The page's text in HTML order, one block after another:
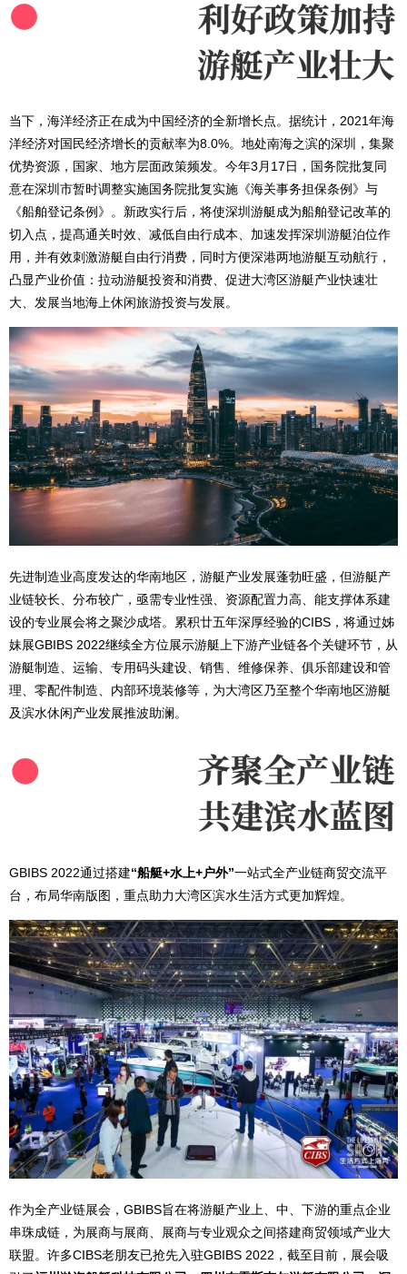
当下，海洋经济正在成为中国经济的全新增长点。据统计，2021年海
洋经济对国民经济增长的贡献率为8.0%。地处南海之滨的深圳，集聚
优势资源，国家、地方层面政策频发。今年3月17日，国务院批复同
意在深圳市暂时调整实施国务院批复实施《海关事务担保条例》与
《船舶登记条例》。新政实行后，将使深圳游艇成为船舶登记改革的
切入点，提髙通关时效、减低自由行成本、加速发挥深圳游艇泊位作
用，并有效刺激游艇自由行消费，同时方便深港两地游艇互动航行，
凸显产业价值：拉动游艇投资和消费、促进大湾区游艇产业快速壮
大、发展当地海上休闲旅游投资与发展。
先进制造业高度发达的华南地区，游艇产业发展蓬勃旺盛，但游艇产
业链较长、分布较广，亟需专业性强、资源配置力高、能支撑体系建
设的专业展会将之聚沙成塔。累积廿五年深厚经验的CIBS，将通过姊
妹展GBIBS 2022继续全方位展示游艇上下游产业链各个关键环节，从
游艇制造、运输、专用码头建设、销售、维修保养、俱乐部建设和管
理、零配件制造、内部环境装修等，为大湾区乃至整个华南地区游艇
及滨水休闲产业发展推波助澜。
GBIBS 2022通过搭建“船艇+水上+户外”一站式全产业链商贸交流平
台，布局华南版图，重点助力大湾区滨水生活方式更加辉煌。
作为全产业链展会，GBIBS旨在将游艇产业上、中、下游的重点企业
串珠成链，为展商与展商、展商与专业观众之间搭建商贸领域产业大
联盟。许多CIBS老朋友已抢先入驻GBIBS 2022，截至目前，展会吸